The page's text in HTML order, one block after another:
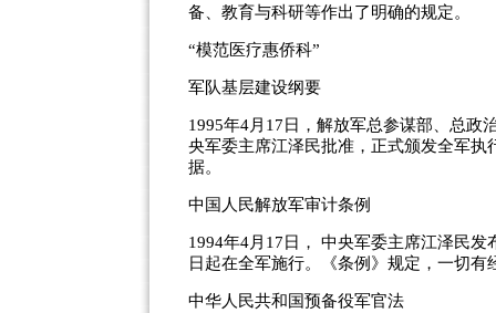
备、教育与科研等作出了明确的规定。
“模范医疗惠侨科”
军队基层建设纲要
1995年4月17日，解放军总参谋部、总政
央军委主席江泽民批准，正式颁发全军
据。
中国人民解放军审计条例
1994年4月17日， 中央军委主席江泽民
日起在全军施行。《条例》规定，一切
中华人民共和国预备役军官法